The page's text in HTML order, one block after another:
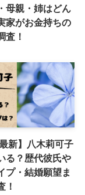
母親・姉はどん
家がお金持ちの
査！
新】八木莉可子
る？歴代彼氏や
プ・結婚願望ま
！